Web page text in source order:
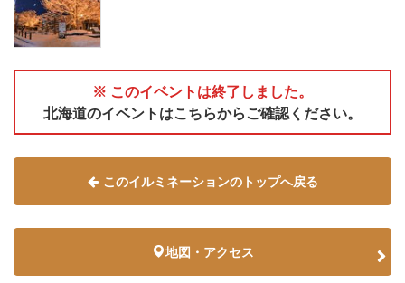
※ このイベントは終了しました。
北海道のイベントはこちらからご確認ください。
このイルミネーションのトップへ戻る
地図・アクセス